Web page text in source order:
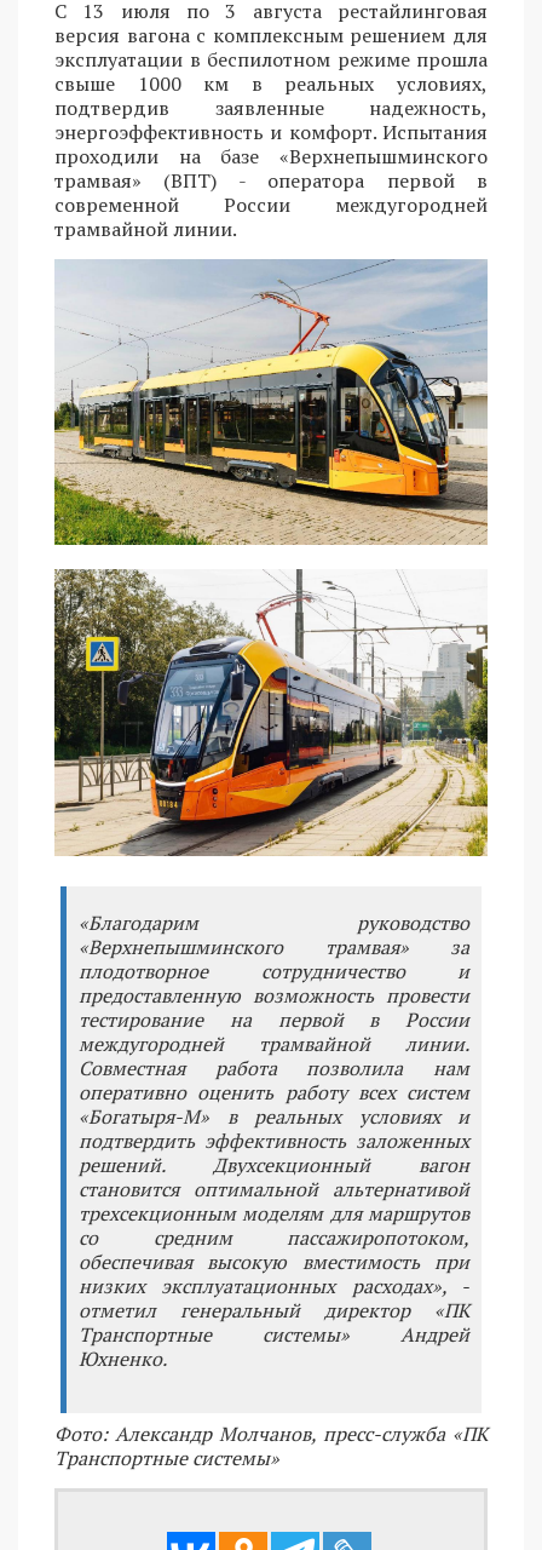
С 13 июля по 3 августа рестайлинговая
версия вагона с комплексным решением для
эксплуатации в беспилотном режиме прошла
свыше 1000 км в реальных условиях,
подтвердив заявленные надежность,
энергоэффективность и комфорт. Испытания
проходили на базе «Верхнепышминского
трамвая» (ВПТ) - оператора первой в
современной России междугородней
трамвайной линии.
«Благодарим руководство
«Верхнепышминского трамвая» за
плодотворное сотрудничество и
предоставленную возможность провести
тестирование на первой в России
междугородней трамвайной линии.
Совместная работа позволила нам
оперативно оценить работу всех систем
«Богатыря-М» в реальных условиях и
подтвердить эффективность заложенных
решений. Двухсекционный вагон
становится оптимальной альтернативой
трехсекционным моделям для маршрутов
со средним пассажиропотоком,
обеспечивая высокую вместимость при
низких эксплуатационных расходах», -
отметил генеральный директор «ПК
Транспортные системы» Андрей
Юхненко.
Фото: Александр Молчанов, пресс-служба «ПК
Транспортные системы»